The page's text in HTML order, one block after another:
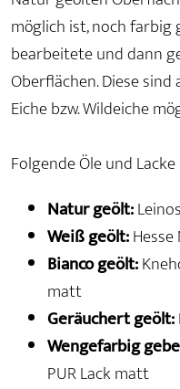
möglich ist, noch
bearbeitete und dann
Oberflächen. Diese
Eiche bzw. Wildeiche
Folgende Öle und
Natur geölt:
Weiß geölt:
Bianco geölt:
matt
Geräuchert geölt:
Wengefarbig
PUR Lack matt